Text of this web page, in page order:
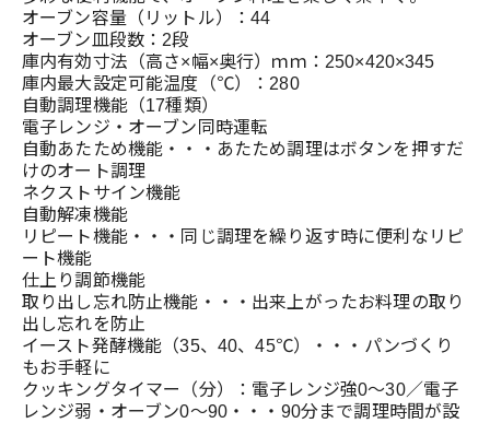
オーブン容量（リットル）：44
オーブン皿段数：2段
庫内有効寸法（高さ×幅×奥行）ｍｍ：250×420×345
庫内最大設定可能温度（℃）：280
自動調理機能（17種類）
電子レンジ・オーブン同時運転
自動あたため機能・・・あたため調理はボタンを押すだ
けのオート調理
ネクストサイン機能
自動解凍機能
リピート機能・・・同じ調理を繰り返す時に便利なリピ
ート機能
仕上り調節機能
取り出し忘れ防止機能・・・出来上がったお料理の取り
出し忘れを防止
イースト発酵機能（35、40、45℃）・・・パンづくり
もお手軽に
クッキングタイマー（分）：電子レンジ強0～30／電子
レンジ弱・オーブン0～90・・・90分まで調理時間が設